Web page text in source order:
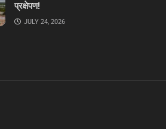
प्रक्षेपण!
JULY 24, 2026